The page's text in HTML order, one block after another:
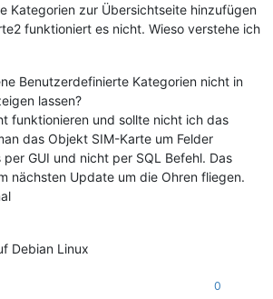
Kategorien zur Übersichtseite hinzufügen
funktioniert es nicht. Wieso verstehe ich
Benutzerdefinierte Kategorien nicht in
lassen?
funktionieren und sollte nicht ich das
das Objekt SIM-Karte um Felder
GUI und nicht per SQL Befehl. Das
nächsten Update um die Ohren fliegen.
Debian Linux
0